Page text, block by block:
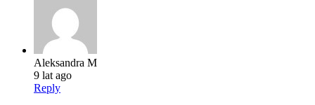
Aleksandra M
9 lat ago
Reply